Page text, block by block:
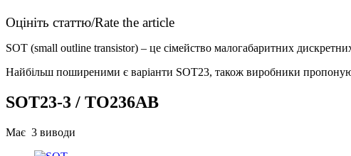
Оцініть статтю/Rate the article
SOT (small outline transistor) – це сімейство малогабаритних
Найбільш поширеними є варіанти SOT23, також виробники
SOT23-3 / TO236AB
Має 3 виводи